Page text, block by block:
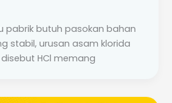
pabrik butuh pasokan bahan
stabil, urusan asam klorida
HCl memang